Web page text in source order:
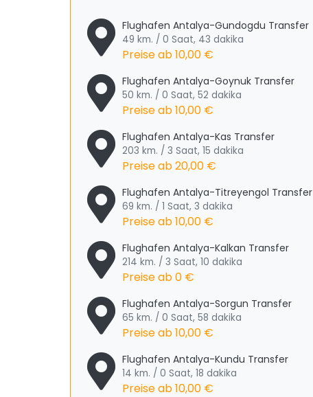
Flughafen Antalya-Gundogdu Transfer
49 km. / 0 Saat, 43 dakika
Preise ab10,00 €
Flughafen Antalya-Goynuk Transfer
50 km. / 0 Saat, 52 dakika
Preise ab10,00 €
Flughafen Antalya-Kas Transfer
203 km. / 3 Saat, 15 dakika
Preise ab20,00 €
Flughafen Antalya-Titreyengol Transfer
69 km. / 1 Saat, 3 dakika
Preise ab10,00 €
Flughafen Antalya-Kalkan Transfer
214 km. / 3 Saat, 10 dakika
Preise ab0 €
Flughafen Antalya-Sorgun Transfer
65 km. / 0 Saat, 58 dakika
Preise ab10,00 €
Flughafen Antalya-Kundu Transfer
14 km. / 0 Saat, 18 dakika
Preise ab10,00 €